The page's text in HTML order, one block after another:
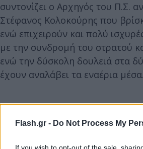
Flash.gr - Do Not Process My
If you wish to opt-out of the sale,
συντονίζει ο Αρχηγός του Π.Σ.
Στέφανος Κολοκούρης που
ενώ επιχειρούν και πολύ
με την συνδρομή του στρατού
ενώ την δύσκολη δουλειά στα
έχουν αναλάβει τα εναέρια μέσα.